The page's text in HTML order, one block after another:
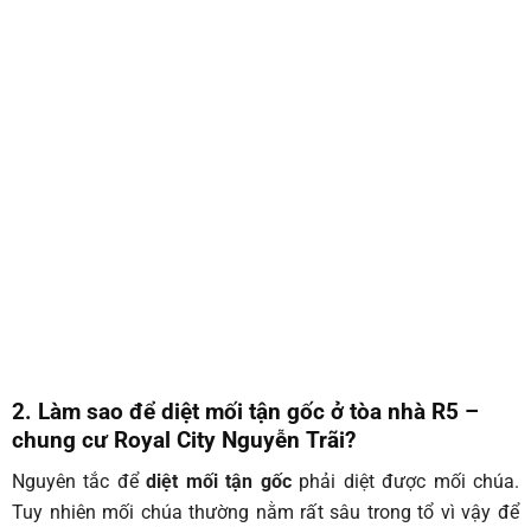
2. Làm sao để diệt mối tận gốc ở tòa nhà R5 –
chung cư Royal City Nguyễn Trãi?
Nguyên tắc đểdiệt mối tận gốcphải diệt được mối chúa.
Tuy nhiên mối chúa thường nằm rất sâu trong tổ vì vậy để